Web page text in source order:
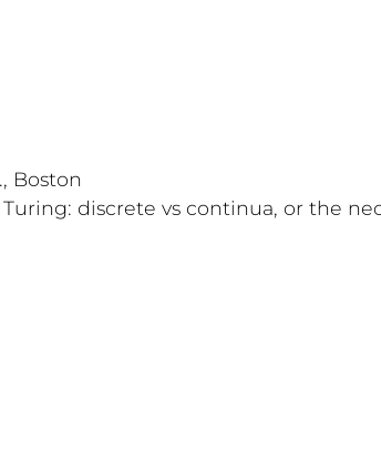
Boston
discrete vs continua, or the